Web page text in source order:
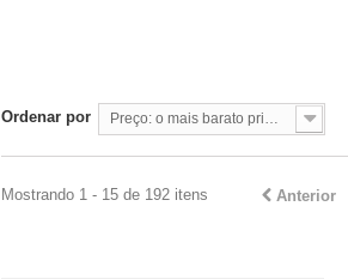
Ordenar por
Anterior
Mostrando 1 - 15 de 192 itens